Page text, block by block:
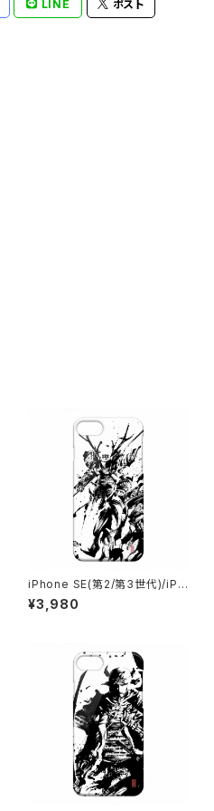
LINE ポスト
iPhone SE(第2/第3世代)/iPh
one 8/iPhone 7 真田幸村 戦
国武将 墨絵師 御歌頭 スマホケ
¥3,980